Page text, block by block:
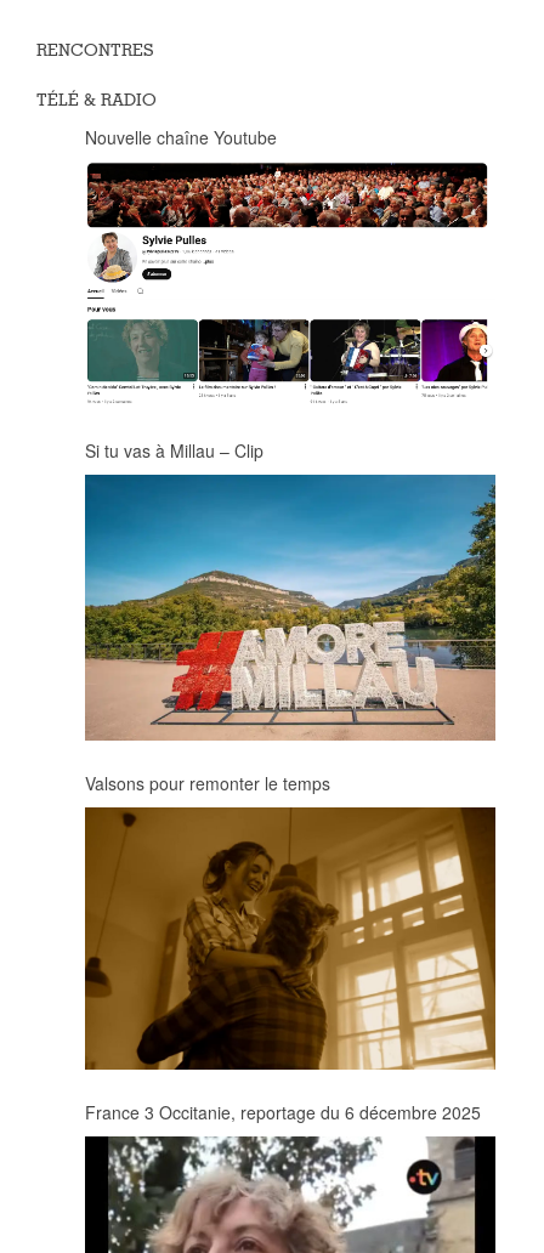
RENCONTRES
TÉLÉ & RADIO
Nouvelle chaîne Youtube
Si tu vas à Millau – Clip
Valsons pour remonter le temps
France 3 Occitanie, reportage du 6 décembre 2025